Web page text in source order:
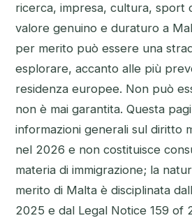
ricerca, impresa, cultura, sport
valore genuino e duraturo a
per merito può essere una
esplorare, accanto alle più
residenza europee. Non può
non è mai garantita. Questa
informazioni generali sul diritto
nel 2026 e non costituisce
materia di immigrazione; la
merito di Malta è disciplinata
2025 e dal Legal Notice 159 of